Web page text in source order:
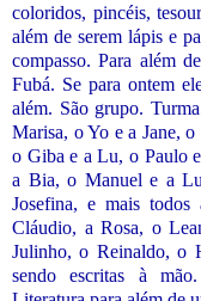
coloridos, pincéis,
além de serem lápis e
compasso. Para além
Fubá. Se para ontem
além. São grupo.
Marisa, o Yo e a Jane,
o Giba e a Lu, o Paulo
a Bia, o Manuel e a
Josefina, e mais
Cláudio, a Rosa, o
Julinho, o Reinaldo, o
sendo escritas à